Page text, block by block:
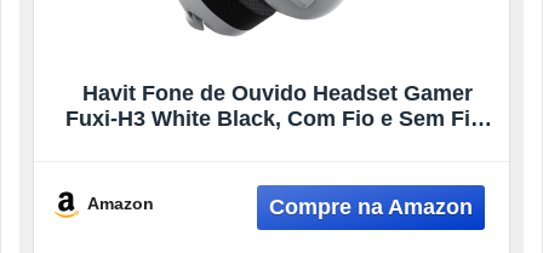
Havit Fone de Ouvido Headset Gamer
Fuxi-H3 White Black, Com Fio e Sem Fio,
Quad-Mode
Amazon